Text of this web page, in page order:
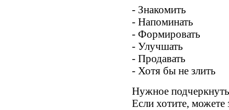
- Знакомить
- Напоминать
- Формировать
- Улучшать
- Продавать
- Хотя бы не злить
Нужное
Если хотите, можете